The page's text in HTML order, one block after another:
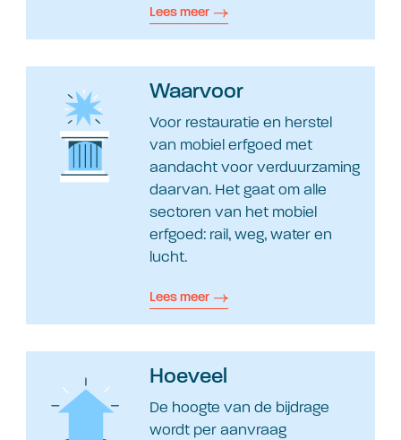
Lees meer
Waarvoor
Voor restauratie en herstel
van mobiel erfgoed met
aandacht voor verduurzaming
daarvan. Het gaat om alle
sectoren van het mobiel
erfgoed: rail, weg, water en
lucht.
Lees meer
Hoeveel
De hoogte van de bijdrage
wordt per aanvraag